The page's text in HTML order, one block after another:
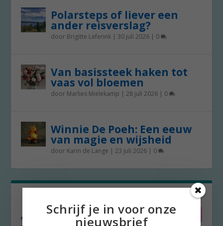
Polarsteps of liever een
ander reisverslag?
door Brigitte Leferink | 30 juli 2026 | 0
Van basissteek haken tot
vaas vol bloemen
door Marlies Mielekamp |28 juli 2026 | 0
Winnie De Poeh: Een eeuw
van magie en wijsheid
door Karin de Lange |23 juli 2026 | 0
Schrijf je in voor onze
nieuwsbrief